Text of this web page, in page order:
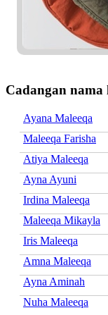
Cadangan
Ayana Maleeqa
Maleeqa Farisha
Atiya Maleeqa
Ayna Ayuni
Irdina Maleeqa
Maleeqa Mikayla
Iris Maleeqa
Amna Maleeqa
Ayna Aminah
Nuha Maleeqa